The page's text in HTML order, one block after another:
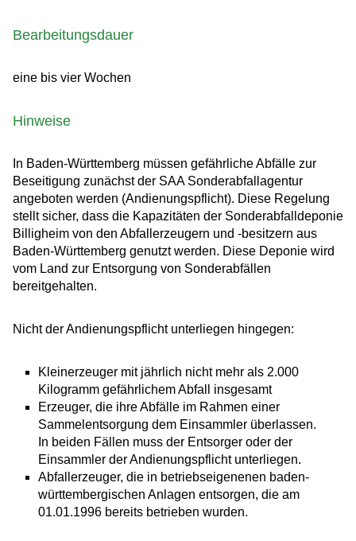
Bearbeitungsdauer
eine bis vier Wochen
Hinweise
In Baden-Württemberg müssen gefährliche Abfälle zur
Beseitigung zunächst der SAA Sonderabfallagentur
angeboten werden (Andienungspflicht). Diese Regelung
stellt sicher, dass die Kapazitäten der Sonderabfalldeponie
Billigheim von den Abfallerzeugern und -besitzern aus
Baden-Württemberg genutzt werden. Diese Deponie wird
vom Land zur Entsorgung von Sonderabfällen
bereitgehalten.
Nicht der Andienungspflicht unterliegen hingegen:
Kleinerzeuger mit jährlich nicht mehr als 2.000
Kilogramm gefährlichem Abfall insgesamt
Erzeuger, die ihre Abfälle im Rahmen einer
Sammelentsorgung dem Einsammler überlassen.
In beiden Fällen muss der Entsorger oder der
Einsammler der Andienungspflicht unterliegen.
Abfallerzeuger, die in betriebseigenenen baden-
württembergischen Anlagen entsorgen, die am
01.01.1996 bereits betrieben wurden.